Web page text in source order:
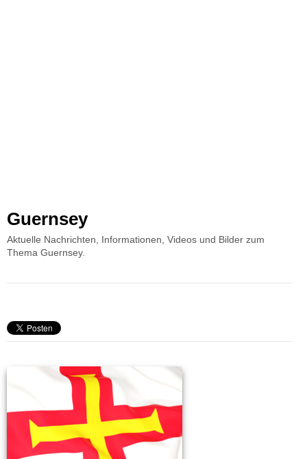
Guernsey
Aktuelle Nachrichten, Informationen, Videos und Bilder zum
Thema Guernsey.